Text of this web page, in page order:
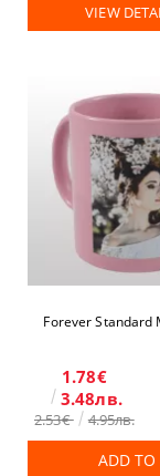
VIEW
Forever Standard
1.78€
3.48лв.
2.53€ 4.95лв.
ADD TO